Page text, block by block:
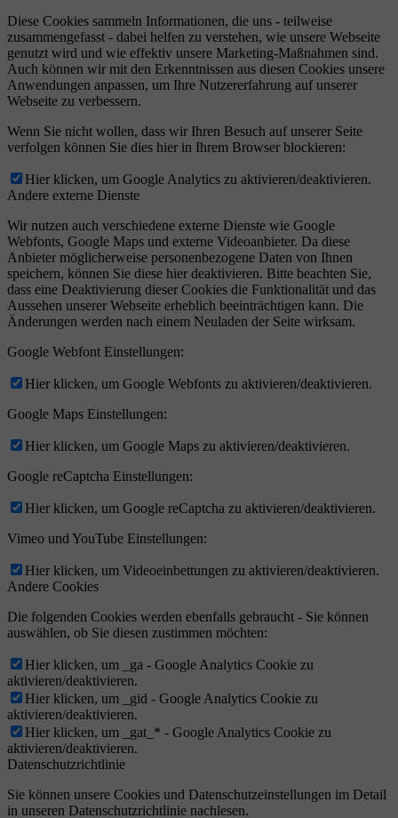
Diese Cookies sammeln Informationen, die uns - teilweise
zusammengefasst - dabei helfen zu verstehen, wie unsere Webseite
genutzt wird und wie effektiv unsere Marketing-Maßnahmen sind.
Auch können wir mit den Erkenntnissen aus diesen Cookies unsere
Anwendungen anpassen, um Ihre Nutzererfahrung auf unserer
Webseite zu verbessern.
Wenn Sie nicht wollen, dass wir Ihren Besuch auf unserer Seite
verfolgen können Sie dies hier in Ihrem Browser blockieren:
Hier klicken, um Google Analytics zu aktivieren/deaktivieren.
Andere externe Dienste
Wir nutzen auch verschiedene externe Dienste wie Google
Webfonts, Google Maps und externe Videoanbieter. Da diese
Anbieter möglicherweise personenbezogene Daten von Ihnen
speichern, können Sie diese hier deaktivieren. Bitte beachten Sie,
dass eine Deaktivierung dieser Cookies die Funktionalität und das
Aussehen unserer Webseite erheblich beeinträchtigen kann. Die
Änderungen werden nach einem Neuladen der Seite wirksam.
Google Webfont Einstellungen:
Hier klicken, um Google Webfonts zu aktivieren/deaktivieren.
Google Maps Einstellungen:
Hier klicken, um Google Maps zu aktivieren/deaktivieren.
Google reCaptcha Einstellungen:
Hier klicken, um Google reCaptcha zu aktivieren/deaktivieren.
Vimeo und YouTube Einstellungen:
Hier klicken, um Videoeinbettungen zu aktivieren/deaktivieren.
Andere Cookies
Die folgenden Cookies werden ebenfalls gebraucht - Sie können
auswählen, ob Sie diesen zustimmen möchten:
Hier klicken, um _ga - Google Analytics Cookie zu
aktivieren/deaktivieren.
Hier klicken, um _gid - Google Analytics Cookie zu
aktivieren/deaktivieren.
Hier klicken, um _gat_* - Google Analytics Cookie zu
aktivieren/deaktivieren.
Datenschutzrichtlinie
Sie können unsere Cookies und Datenschutzeinstellungen im Detail
in unseren Datenschutzrichtlinie nachlesen.